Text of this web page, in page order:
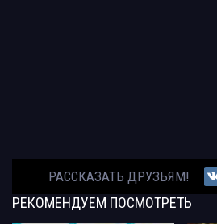
РАССКАЗАТЬ ДРУЗЬЯМ!
РЕКОМЕНДУЕМ ПОСМОТРЕТЬ